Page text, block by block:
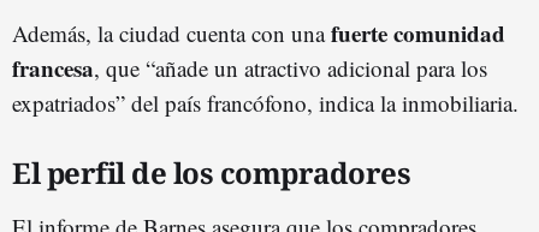
Además, la ciudad cuenta con unafuerte comunidad
francesa, que “añade un atractivo adicional para los
expatriados” del país francófono, indica la inmobiliaria.
El perfil de los compradores
El informe de Barnes asegura que los compradores